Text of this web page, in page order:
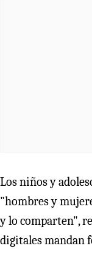
Los niños y
"hombres y
y lo comparten",
digitales mandan